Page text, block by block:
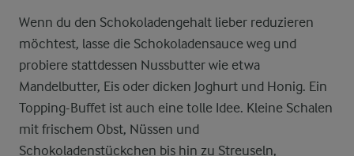
Wenn du den Schokoladengehalt lieber reduzieren
möchtest, lasse die Schokoladensauce weg und
probiere stattdessen Nussbutter wie etwa
Mandelbutter, Eis oder dicken Joghurt und Honig. Ein
Topping-Buffet ist auch eine tolle Idee. Kleine Schalen
mit frischem Obst, Nüssen und
Schokoladenstückchen bis hin zu Streuseln,